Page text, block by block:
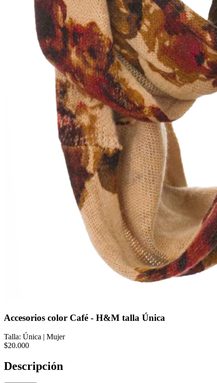
Accesorios color Café - H&M talla Única
Talla: Única | Mujer
$20.000
Descripción